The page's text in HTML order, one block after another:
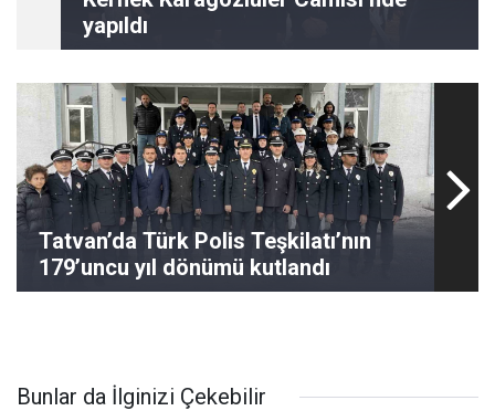
yapıldı
Tatvan’da Türk Polis Teşkilatı’nın
179’uncu yıl dönümü kutlandı
Bunlar da İlginizi Çekebilir